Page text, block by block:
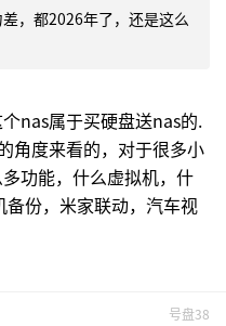
，都2026年了，还是这么
nas属于买硬盘送nas的.
角度来看的，对于很多小
功能，什么虚拟机，什
份，米家联动，汽车视
号盘38